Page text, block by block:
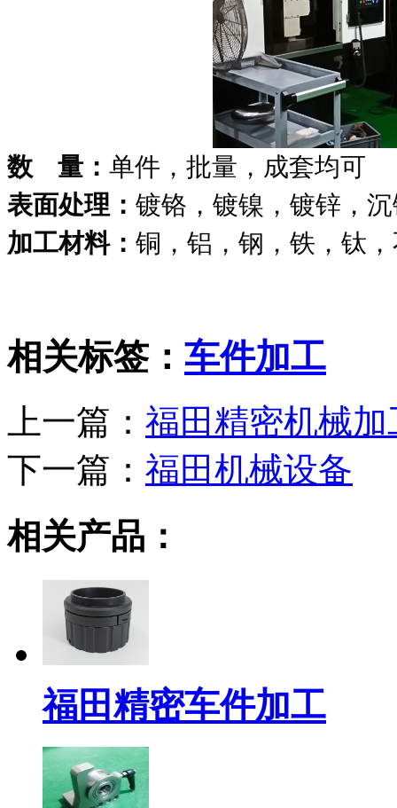
数 量： 单件，批量，成套均可
表面处理： 镀铬，镀镍，镀锌，
加工材料： 铜，铝，钢，铁，钛
相关标签： 车件加工
上一篇： 福田精密机械加
下一篇： 福田机械设备
相关产品：
福田精密车件加工